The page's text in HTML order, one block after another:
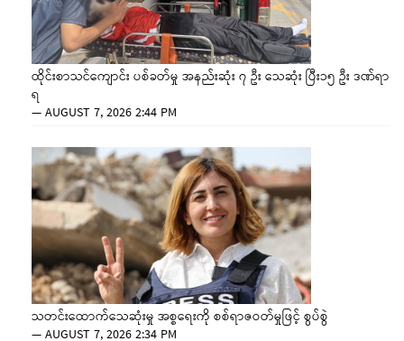
ထိုင်းစာသင်ကျောင်း ပစ်ခတ်မှု အနည်းဆုံး ၇ ဦး သေဆုံး ပြီး၁၅ ဦး ဒဏ်ရာ
ရ
—AUGUST 7, 2026 2:44 PM
သတင်းထောက်သေဆုံးမှု အစ္စရေးကို စစ်ရာဇဝတ်မှုဖြင့် စွပ်စွဲ
—AUGUST 7, 2026 2:34 PM